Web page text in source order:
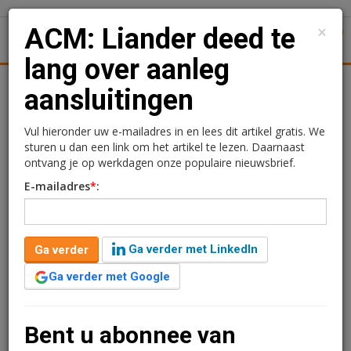
Uitgelicht Achtergronden Woningmarkt
ACM: Liander deed te
lang over aanleg
aansluitingen
Redactie
25 juni 2024 om 08:04
2 jaar geleden aangepast
2 minuten leestijd
Liander heeft er te lang over gedaan om twaalf
Markt. Liander heeft er bij vier aansluitingen 30 weken
×
ACM: Liander deed te
lang over aanleg
aansluitingen
Vul hieronder uw e-mailadres in en lees dit artikel gratis. We
sturen u dan een link om het artikel te lezen. Daarnaast
ontvang je op werkdagen onze populaire nieuwsbrief.
E-mailadres*:
Ga verder
Ga verder met LinkedIn
Ga verder met Google
Bent u abonnee van